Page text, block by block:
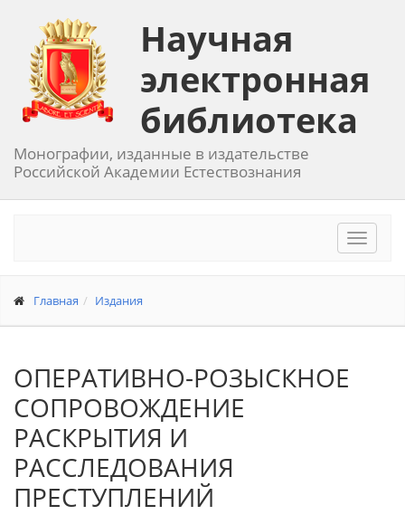
Научная
электронная
библиотека
Монографии, изданные в издательстве
Российской Академии Естествознания
Toggle
Главная Издания
ОПЕРАТИВНО-РОЗЫСКНОЕ
СОПРОВОЖДЕНИЕ
РАСКРЫТИЯ И
РАССЛЕДОВАНИЯ
ПРЕСТУПЛЕНИЙ